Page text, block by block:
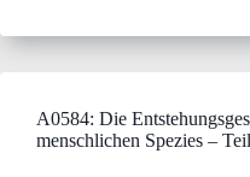
A0584: Die
menschlichen Spezies –